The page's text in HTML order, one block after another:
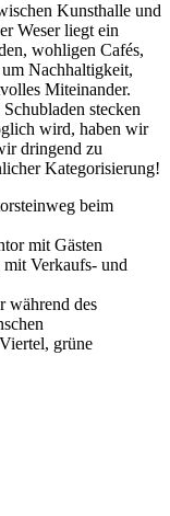
Kunsthalle und
Weser liegt ein
wohligen Cafés,
Nachhaltigkeit,
Miteinander.
stecken
wird, haben wir
dringend zu
Kategorisierung!